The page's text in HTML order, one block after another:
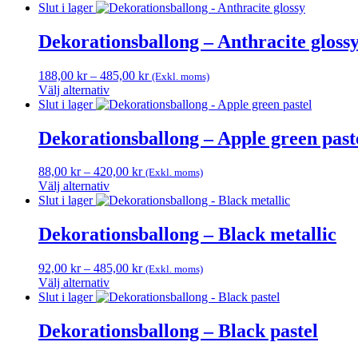
olika
kan
väljas
på
produktsidan
till
Den
produkten
har
varianter.
De
olika
kan
väljas
på
produktsidan
Slut i lager
Dekorationsballong – Anthracite
188,00 kr – 485,00 krPrisintervall:
till
(Exkl. moms)
Välj alternativ
Den
produkten
har
varianter.
De
olika
kan
väljas
på
produktsidan
Slut i lager
Dekorationsballong – Apple green
88,00 kr – 420,00 krPrisintervall:
till
(Exkl. moms)
Välj alternativ
Den
produkten
har
varianter.
De
olika
kan
väljas
Slut i lager
Dekorationsballong – Black metallic
92,00 kr – 485,00 krPrisintervall:
till
(Exkl. moms)
Välj alternativ
Den
produkten
har
Slut i lager
Dekorationsballong – Black pastel